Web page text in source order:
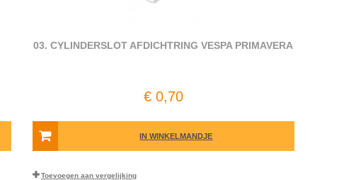
03. CYLINDERSLOT AFDICHTRING VESPA PRIMAVERA
€ 0,70
IN WINKELMANDJE
Toevoegen aan vergelijking